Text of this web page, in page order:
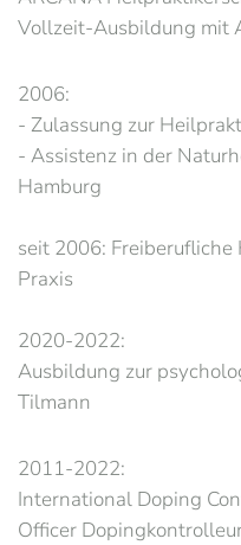
Vollzeit-Ausbildung mit
2006:
- Zulassung zur
- Assistenz in der
Hamburg
seit 2006:
Praxis
2020-2022:
Ausbildung zur
Tilmann
2011-2022:
International Doping
Officer